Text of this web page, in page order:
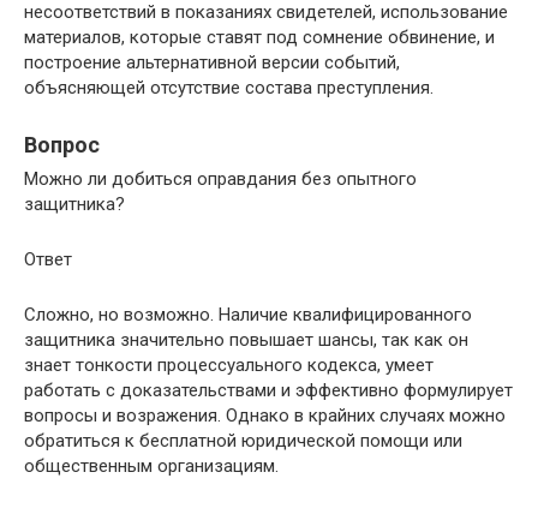
несоответствий в показаниях свидетелей, использование
материалов, которые ставят под сомнение обвинение, и
построение альтернативной версии событий,
объясняющей отсутствие состава преступления.
Вопрос
Можно ли добиться оправдания без опытного
защитника?
Ответ
Сложно, но возможно. Наличие квалифицированного
защитника значительно повышает шансы, так как он
знает тонкости процессуального кодекса, умеет
работать с доказательствами и эффективно формулирует
вопросы и возражения. Однако в крайних случаях можно
обратиться к бесплатной юридической помощи или
общественным организациям.